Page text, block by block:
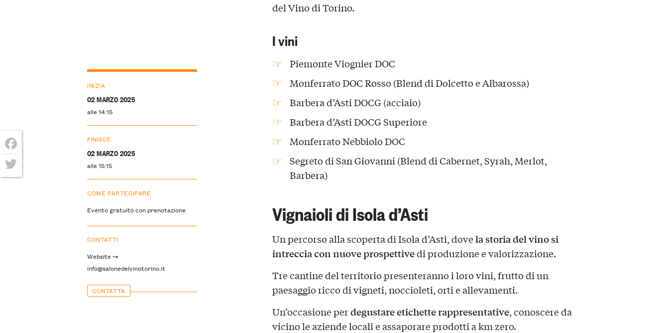
del Vino di Torino.
I vini
Piemonte Viognier DOC
Monferrato DOC Rosso (Blend di Dolcetto e Albarossa)
Barbera d’Asti DOCG (acciaio)
Barbera d’Asti DOCG Superiore
Monferrato Nebbiolo DOC
Segreto di San Giovanni (Blend di Cabernet, Syrah, Merlot,
Barbera)
Vignaioli di Isola d’Asti
Un percorso alla scoperta di Isola d’Asti, dovela storia del vino si
intreccia con nuove prospettivedi produzione e valorizzazione.
Tre cantine del territorio presenteranno i loro vini, frutto di un
paesaggio ricco di vigneti, noccioleti, orti e allevamenti.
Un’occasione perdegustare etichette rappresentative, conoscere da
vicino le aziende locali e assaporare prodotti a km zero.
INIZIA
02 MARZO 2025
alle 14:15
FINISCE
02 MARZO 2025
alle 15:15
COME PARTECIPARE
Evento gratuito con prenotazione
CONTATTI
Website ↝
info@salonedelvinotorino.it
CONTATTA
Facebook
Twitter